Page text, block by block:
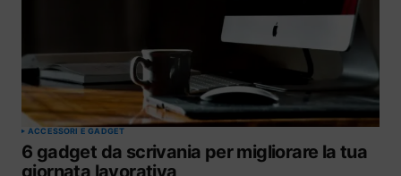
ACCESSORI E GADGET
6 gadget da scrivania per migliorare la tua